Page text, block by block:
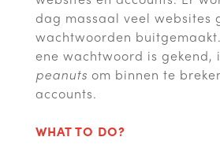
dag massaal veel websites
wachtwoorden
ene wachtwoord is gekend,
peanuts om binnen te
accounts.
WHAT TO DO?